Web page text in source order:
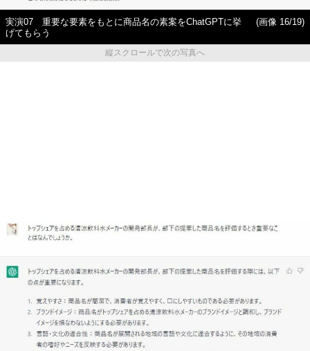
実演07 重要な要素をもとに商品名の素案をChatGPTに挙
げてもらう
(画像 16/19)
縦スクロールで次の写真へ